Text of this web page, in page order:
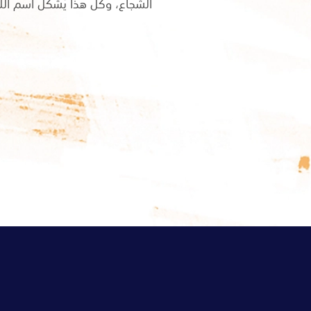
الشجاع، وكل هذا يُشكِّل اسم